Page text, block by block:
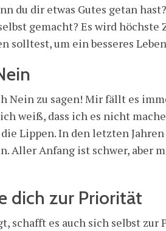
du dir etwas Gutes getan
gemacht? Es wird höchste
solltest, um ein besseres
Nein zu sagen! Mir fällt es
weiß, dass ich es nicht
die Lippen. In den letzten
Aller Anfang ist schwer, aber
dich zur Priorität
schafft es auch sich selbst